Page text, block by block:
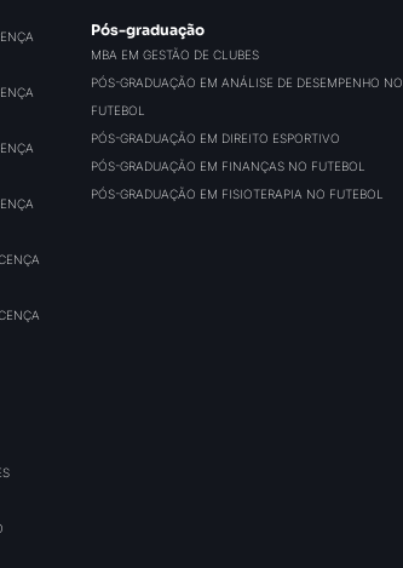
Pós-graduação
MBA EM GESTÃO DE CLUBES
PÓS-GRADUAÇÃO EM ANÁLISE DE DESEMPENHO NO
FUTEBOL
PÓS-GRADUAÇÃO EM DIREITO ESPORTIVO
PÓS-GRADUAÇÃO EM FINANÇAS NO FUTEBOL
PÓS-GRADUAÇÃO EM FISIOTERAPIA NO FUTEBOL